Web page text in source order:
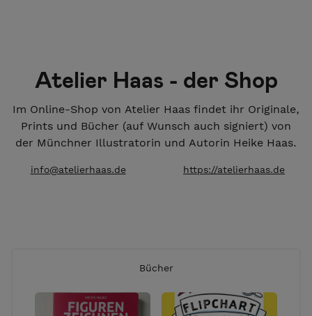
Atelier Haas - der Shop
Im Online-Shop von Atelier Haas findet ihr Originale,
Prints und Bücher (auf Wunsch auch signiert) von
der Münchner Illustratorin und Autorin Heike Haas.
info@atelierhaas.de https://atelierhaas.de
Bücher